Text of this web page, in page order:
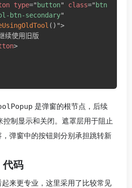
type=" button" class=" btn
btn-secondary"
( ) ">
>
是弹窗的根节点，后续
制显示和关闭。遮罩层用于阻止
弹窗中的按钮则分别承担跳转新
代码
来更专业，这里采用了比较常见